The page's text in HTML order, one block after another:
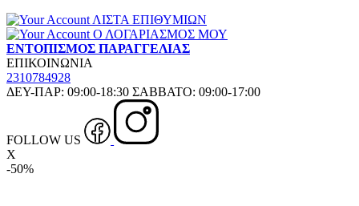
ΛΙΣΤΑ ΕΠΙΘΥΜΙΩΝ
Ο ΛΟΓΑΡΙΑΣΜΟΣ ΜΟΥ
ΕΝΤΟΠΙΣΜΟΣ ΠΑΡΑΓΓΕΛΙΑΣ
ΕΠΙΚΟΙΝΩΝΙΑ
2310784928
ΔΕΥ-ΠΑΡ: 09:00-18:30 ΣΑΒΒΑΤΟ: 09:00-17:00
FOLLOW US
X
-50%